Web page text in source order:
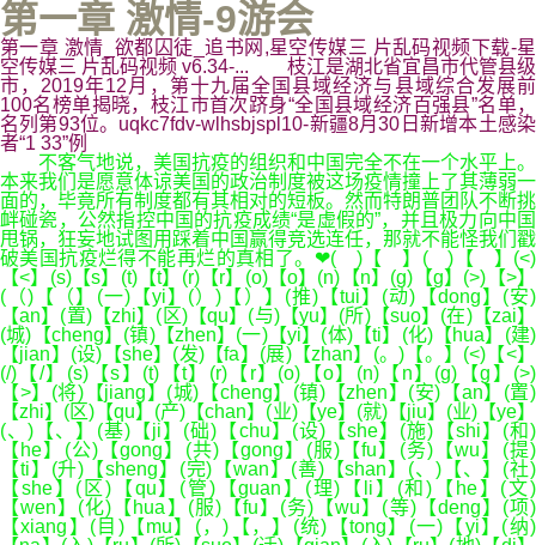
第一章 激情-9游会
第一章 激情_欲都囚徒_追书网,星空传媒三 片乱码视频下载-星
空传媒三 片乱码视频 v6.34-... 枝江是湖北省宜昌市代管县级
市，2019年12月，第十九届全国县域经济与县域综合发展前
100名榜单揭晓，枝江市首次跻身“全国县域经济百强县”名单，
名列第93位。uqkc7fdv-wlhsbjspl10-新疆8月30日新增本土感染
者“1 33”例
不客气地说，美国抗疫的组织和中国完全不在一个水平上。
本来我们是愿意体谅美国的政治制度被这场疫情撞上了其薄弱一
面的，毕竟所有制度都有其相对的短板。然而特朗普团队不断挑
衅碰瓷，公然指控中国的抗疫成绩“是虚假的”，并且极力向中国
甩锅，狂妄地试图用踩着中国赢得竞选连任，那就不能怪我们戳
破美国抗疫烂得不能再烂的真相了。❤( )【 】( )【 】(<)
【<】(s)【s】(t)【t】(r)【r】(o)【o】(n)【n】(g)【g】(>)【>】
(（)【（】(一)【yi】(）)【）】(推)【tui】(动)【dong】(安)
【an】(置)【zhi】(区)【qu】(与)【yu】(所)【suo】(在)【zai】
(城)【cheng】(镇)【zhen】(一)【yi】(体)【ti】(化)【hua】(建)
【jian】(设)【she】(发)【fa】(展)【zhan】(。)【。】(<)【<】
(/)【/】(s)【s】(t)【t】(r)【r】(o)【o】(n)【n】(g)【g】(>)
【>】(将)【jiang】(城)【cheng】(镇)【zhen】(安)【an】(置)
【zhi】(区)【qu】(产)【chan】(业)【ye】(就)【jiu】(业)【ye】
(、)【、】(基)【ji】(础)【chu】(设)【she】(施)【shi】(和)
【he】(公)【gong】(共)【gong】(服)【fu】(务)【wu】(提)
【ti】(升)【sheng】(完)【wan】(善)【shan】(、)【、】(社)
【she】(区)【qu】(管)【guan】(理)【li】(和)【he】(文)
【wen】(化)【hua】(服)【fu】(务)【wu】(等)【deng】(项)
【xiang】(目)【mu】(，)【，】(统)【tong】(一)【yi】(纳)